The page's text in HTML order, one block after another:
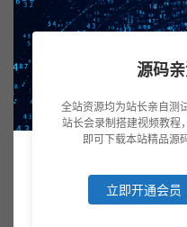
源码
全站资源均为站长亲自测
站长会录制搭建视频教程
即可下载本站精品源
立即开通会员